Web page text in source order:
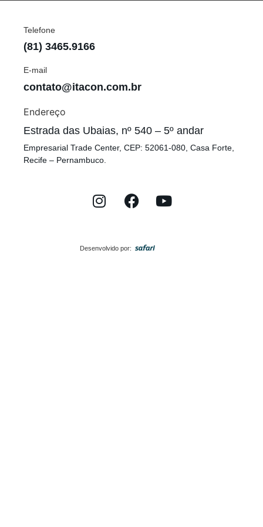
Telefone
(81) 3465.9166
E-mail
contato@itacon.com.br
Endereço
Estrada das Ubaias, nº 540 – 5º andar
Empresarial Trade Center, CEP: 52061-080, Casa Forte,
Recife – Pernambuco.
Desenvolvido por: